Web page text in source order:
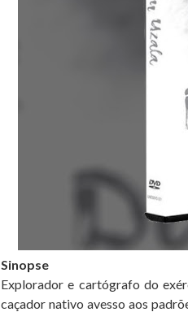
Sinopse
Explorador e cartógrafo do
caçador nativo avesso aos